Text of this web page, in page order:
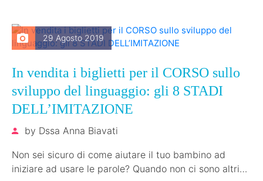
29 Agosto 2019
In vendita i biglietti per il CORSO sullo
sviluppo del linguaggio: gli 8 STADI
DELL’IMITAZIONE
by Dssa Anna Biavati
Non sei sicuro di come aiutare il tuo bambino ad
iniziare ad usare le parole? Quando non ci sono altri…